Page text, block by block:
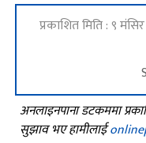
प्रकाशित मिति : ९
अनलाइनपाना डटकममा
सुझाव भए हामीलाई